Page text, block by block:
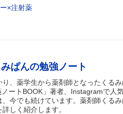
×注射薬
ぱんの勉強ノート
り、薬学生から薬剤師となったくる
ートBOOK」著者、Instagramで人
、今でも続けています。薬剤師くる
しく紹介します。